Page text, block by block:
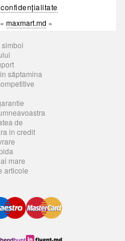
maxmart.md »
simbol
săptamina
de
in credit
mare
articole